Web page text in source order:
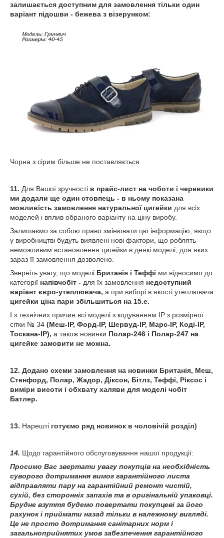
залишається доступним для замовлення тільки один
варіант підошви - бежева з візерунком:
Чорна з сірим більше не поставляється.
11. Для Вашої зручності в прайс-лист на чоботи і черевики
ми додали ще один стовпець - в ньому показана
можливість замовлення натуральної цигейки для всіх
моделей і вплив обраного варіанту на ціну виробу.
Залишаємо за собою право змінювати цю інформацію, якщо
у виробництві будуть виявлені нові фактори, що роблять
неможливим встановлення цигейки в деякі моделі, для яких
зараз її замовлення дозволено.
Зверніть увагу, що моделі Британія і Теффі ми відносимо до
категорії напівчобіт - для їх замовлення недоступний
варіант євро-утеплювача, а при виборі в якості утеплювача
цигейки ціна пари збільшиться на 15.е.
І з технічних причин всі моделі з кодуванням IP з розмірної
сітки № 34 (Меш-IP, Форд-IP, Шервуд-IP, Марс-IP, Коді-IP,
Тоскана-IP), а також новинки Полар-246 і Полар-247 на
цигейке замовити не можна.
12. Додано схеми замовлення на новинки Британія, Меш,
Стенфорд, Полар, Жадор, Діксон, Бітлз, Теффі, Ріксос і
виміри висоти і обхвату халяви для моделі чобіт
Батлер.
13. Нарешті готуємо ряд новинок в чоловічій розділ)
14. Щодо гарантійного обслуговування нашої продукції:
Просимо Вас звертати увагу покупців на необхідність
суворого дотримання вимог гарантійного листа
відправляти пару на гарантійний ремонт чистій,
сухій, без сторонніх запахів та в оригінальній упаковці.
Брудне взуття будемо повертати покупцеві за його
рахунок і приймати назад тільки в належному вигляді.
Це не просто дотримання санітарних норм і
загальноприйнятих умов забезпечення гарантійного